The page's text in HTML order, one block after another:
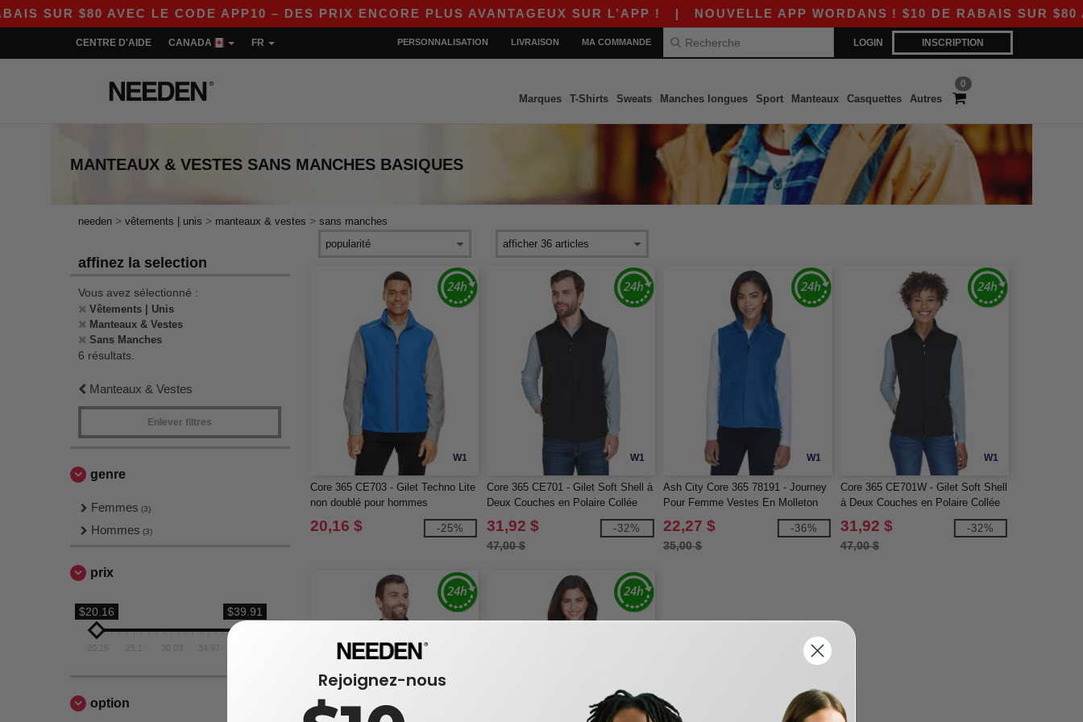
$80 AVEC LE CODE APP10 – DES PRIX ENCORE PLUS AVANTAGEUX SUR L’APP ! | NOUVELLE APP WORDANS ! $10 DE RABAIS SUR $80
LOGIN INSCRIPTION
CENTRE D'AIDE CANADA FR PERSONNALISATION LIVRAISON MA COMMANDE
0
Marques T-Shirts Sweats Manches longues Sport Manteaux Casquettes Autres
MANTEAUX & VESTES SANS MANCHES BASIQUES
needen > vêtements | unis > manteaux & vestes > sans manches
affinez la selection
Vous avez sélectionné :
Vêtements | Unis
Manteaux & Vestes
Sans Manches
6 résultats.
Manteaux & Vestes
Enlever filtres
genre
Femmes (3)
Hommes (3)
prix
$20.16 $39.91
25.1 30.03 34.97
option
W1
Core 365 CE703 - Gilet Techno Lite
non doublé pour hommes
20,16 $ -25%
W1
Core 365 CE701 - Gilet Soft Shell à
Deux Couches en Polaire Collée
pour Hommes
31,92 $
47,00 $
-32%
W1
Ash City Core 365 78191 - Journey
Pour Femme Vestes En Molleton
MC
22,27 $
35,00 $
-36%
W1
Core 365 CE701W - Gilet Soft Shell
à Deux Couches en Polaire Collée
pour Femmes
31,92 $
47,00 $
-32%
Rejoignez-nous